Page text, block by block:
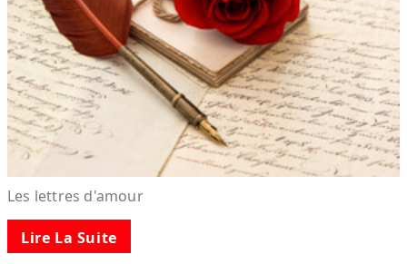
Les lettres d'amour
Lire La Suite